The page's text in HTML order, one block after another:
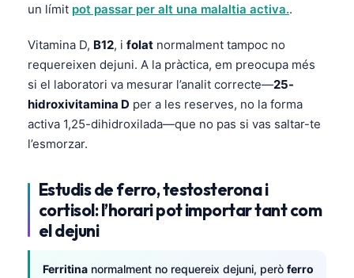
un límit pot passar per alt una malaltia activa..
Vitamina D, B12, i folat normalment tampoc no
requereixen dejuni. A la pràctica, em preocupa més
si el laboratori va mesurar l’analit correcte—25-
hidroxivitamina D per a les reserves, no la forma
activa 1,25-dihidroxilada—que no pas si vas saltar-te
l’esmorzar.
Estudis de ferro, testosterona i
cortisol: l’horari pot importar tant com
el dejuni
Ferritina normalment no requereix dejuni, però ferro
Čeština
ქართული
Русский
Lietuvių kalba
한국어
Magyar
Shqip
اردو